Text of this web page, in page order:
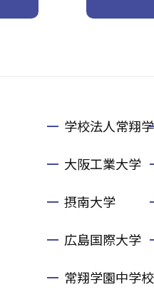
学校法人常翔
大阪工業大学
摂南大学
広島国際大学
常翔学園中学校